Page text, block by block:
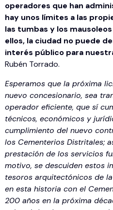
operadores que han
hay unos límites a las
las tumbas y los
ellos, la ciudad no puede
interés público para
Rubén Torrado.
Esperamos que la próxima
nuevo concesionario, sea
operador eficiente, que sí
técnicos, económicos y
cumplimiento del nuevo
los Cementerios Distritales;
prestación de los servicios
motivo, se descuiden estos
tesoros arquitectónicos de
en esta historia con el
200 años en la próxima